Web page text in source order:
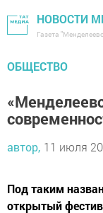
НОВОСТИ
Газета
ОБЩЕСТВО
автор, 11 июля
Под таким
открытый